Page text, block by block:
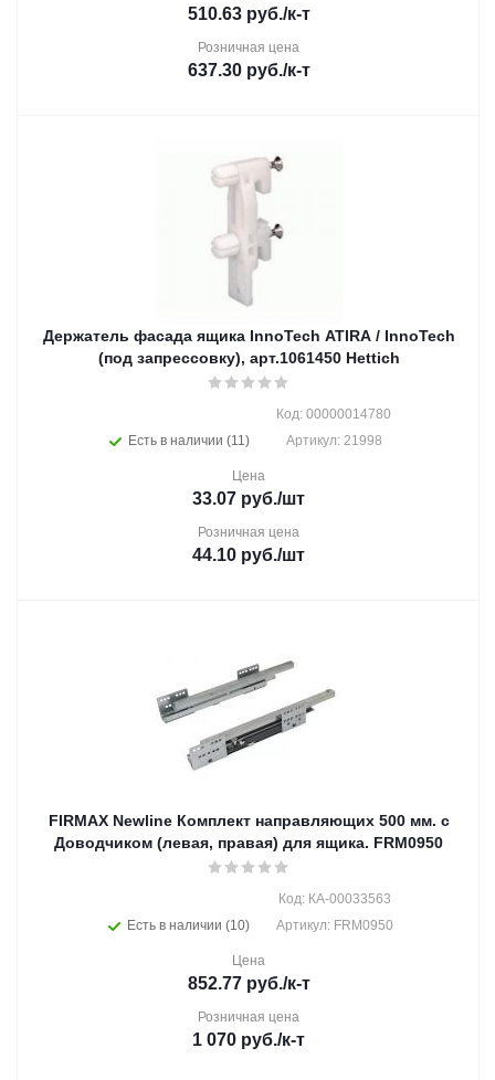
510.63руб./к-т
Розничная цена
637.30руб./к-т
Держатель фасада ящика InnoTech ATIRA / InnoTech
(под запрессовку), арт.1061450 Hettich
Есть в наличии (11)
Код: 00000014780
Артикул: 21998
Цена
33.07 руб./шт
Розничная цена
44.10 руб./шт
FIRMAX Newline Комплект направляющих 500 мм. с
Доводчиком (левая, правая) для ящика. FRM0950
Есть в наличии (10)
Код: КА-00033563
Артикул: FRM0950
Цена
852.77руб./к-т
Розничная цена
1 070 руб./к-т